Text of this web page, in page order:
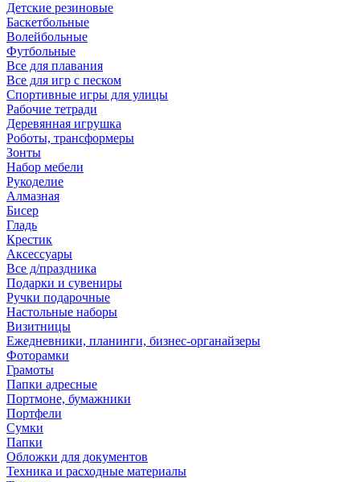
Детские резиновые
Баскетбольные
Волейбольные
Футбольные
Все для плавания
Все для игр с песком
Спортивные игры для улицы
Рабочие тетради
Деревянная игрушка
Роботы, трансформеры
Зонты
Набор мебели
Рукоделие
Алмазная
Бисер
Гладь
Крестик
Аксессуары
Все д/праздника
Подарки и сувениры
Ручки подарочные
Настольные наборы
Визитницы
Ежедневники, планинги, бизнес-органайзеры
Фоторамки
Грамоты
Папки адресные
Портмоне, бумажники
Портфели
Сумки
Папки
Обложки для документов
Техника и расходные материалы